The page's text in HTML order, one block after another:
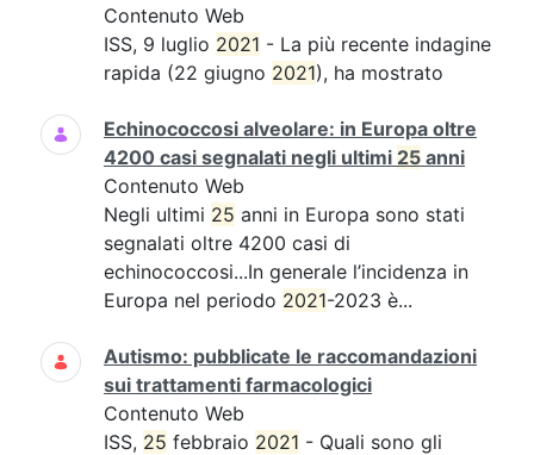
Contenuto Web
ISS, 9 luglio 2021 - La più recente indagine
rapida (22 giugno 2021), ha mostrato
Echinococcosi alveolare: in Europa oltre
4200 casi segnalati negli ultimi 25 anni
Contenuto Web
Negli ultimi 25 anni in Europa sono stati
segnalati oltre 4200 casi di
echinococcosi...In generale l’incidenza in
Europa nel periodo 2021-2023 è...
Autismo: pubblicate le raccomandazioni
sui trattamenti farmacologici
Contenuto Web
ISS, 25 febbraio 2021 - Quali sono gli